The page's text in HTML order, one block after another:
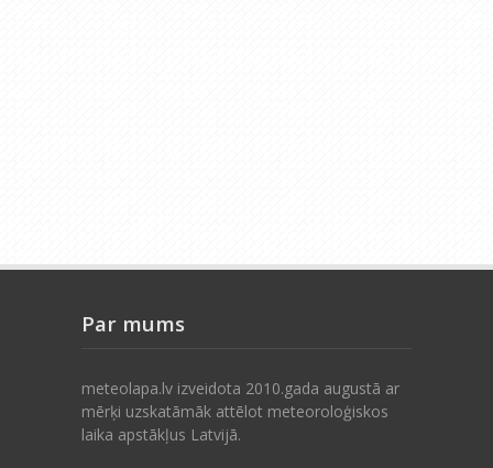
Par mums
meteolapa.lv izveidota 2010.gada augustā ar
mērķi uzskatāmāk attēlot meteoroloģiskos
laika apstākļus Latvijā.